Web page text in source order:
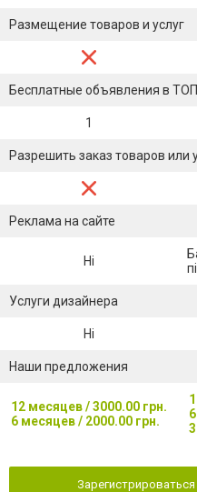
Размещение товаров и услуг
Бесплатные объявления в
1
Разрешить заказ товаров или
Реклама на сайте
Ні
Услуги дизайнера
Ні
Наши предложения
12 месяцев / 3000.00 грн.
6 месяцев / 2000.00 грн.
Зарегистрироваться